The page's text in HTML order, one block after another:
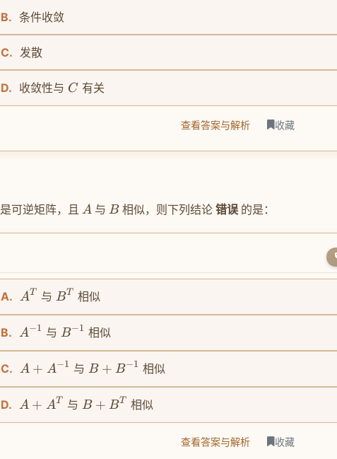
B. 条件收敛
C. 发散
D. 收敛性与 C 有关
查看答案与解析 收藏
是可逆矩阵，且A 与B 相似，则下列结论错误 的是：
A. AT 与 BT 相似
B. A−1 与 B−1 相似
C. A + A−1 与 B + B−1 相似
D. A + AT 与 B + BT 相似
查看答案与解析 收藏